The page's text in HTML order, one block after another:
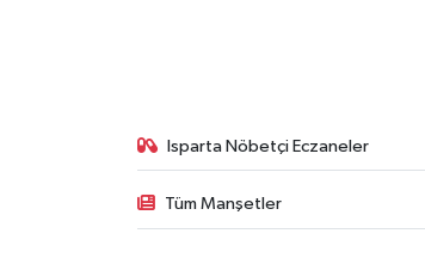
Isparta Nöbetçi Eczaneler
Tüm Manşetler